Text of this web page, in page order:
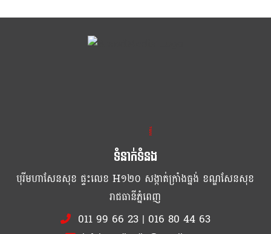
ខ្លឹម ខ្លី រហ័ស
ទំនាក់ទំនង
បុរីមហាសែនសុខ ផ្ទះលេខ H១២០ សង្កាត់ក្រាំងធ្នង់ ខណ្ឌសែនសុខ
រាជធានីភ្នំពេញ
011 99 66 23| 016 80 44 63